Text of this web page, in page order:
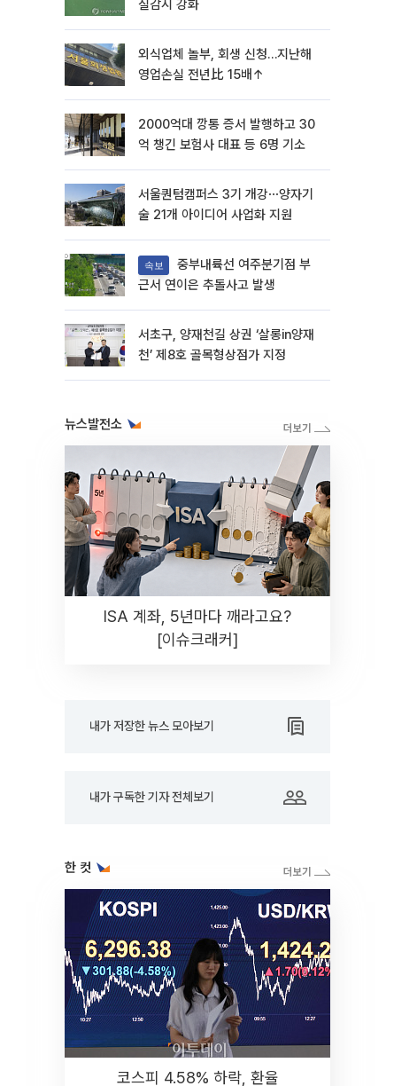
질감시 강화
외식업체 놀부, 회생 신청…지난해
영업손실 전년比 15배↑
2000억대 깡통 증서 발행하고 30
억 챙긴 보험사 대표 등 6명 기소
서울퀀텀캠퍼스 3기 개강⋯양자기
술 21개 아이디어 사업화 지원
속보
근서 연이은 추돌사고 발생
서초구, 양재천길 상권 ‘살롱in양재
천’ 제8호 골목형상점가 지정
뉴스발전소
ISA 계좌, 5년마다 깨라고요?
[이슈크래커]
내가 저장한 뉴스 모아보기
내가 구독한 기자 전체보기
한 컷
코스피 4.58% 하락, 환율